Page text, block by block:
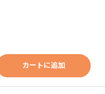
カートに追加